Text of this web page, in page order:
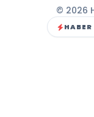
© 2026